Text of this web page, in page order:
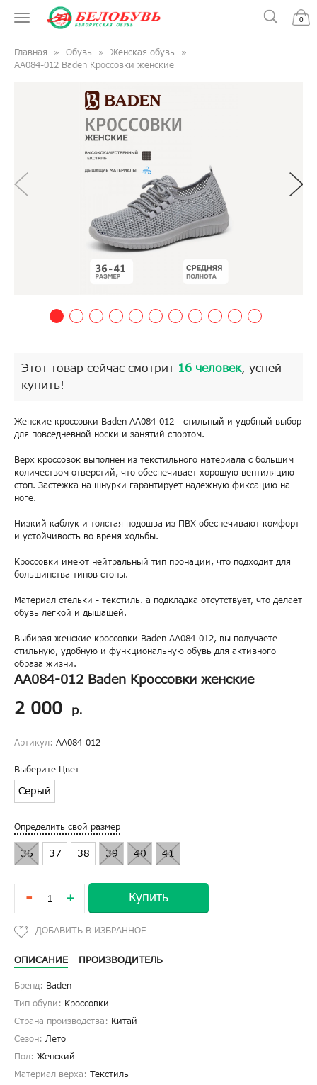
0
Главная Обувь
Женская обувь
AA084-012 Baden Кроссовки женские
Этот товар сейчас смотрит 16 человек, успей
купить!
Женские кроссовки Baden AA084-012 - стильный и удобный выбор
для повседневной носки и занятий спортом.
Верх кроссовок выполнен из текстильного материала с большим
количеством отверстий, что обеспечивает хорошую вентиляцию
стоп. Застежка на шнурки гарантирует надежную фиксацию на
ноге.
Низкий каблук и толстая подошва из ПВХ обеспечивают комфорт
и устойчивость во время ходьбы.
Кроссовки имеют нейтральный тип пронации, что подходит для
большинства типов стопы.
Материал стельки - текстиль. а подкладка отсутствует, что делает
обувь легкой и дышащей.
Выбирая женские кроссовки Baden AA084-012, вы получаете
стильную, удобную и функциональную обувь для активного
образа жизни.
AA084-012 Baden Кроссовки женские
2 000 р.
Артикул: AA084-012
Выберите Цвет
Серый
Определить свой размер
36 37 38 39 40 41
- + Купить
ОПИСАНИЕ ПРОИЗВОДИТЕЛЬ
Бренд: Baden
Тип обуви: Кроссовки
Страна производства: Китай
Сезон: Лето
Пол: Женский
Материал верха: Текстиль